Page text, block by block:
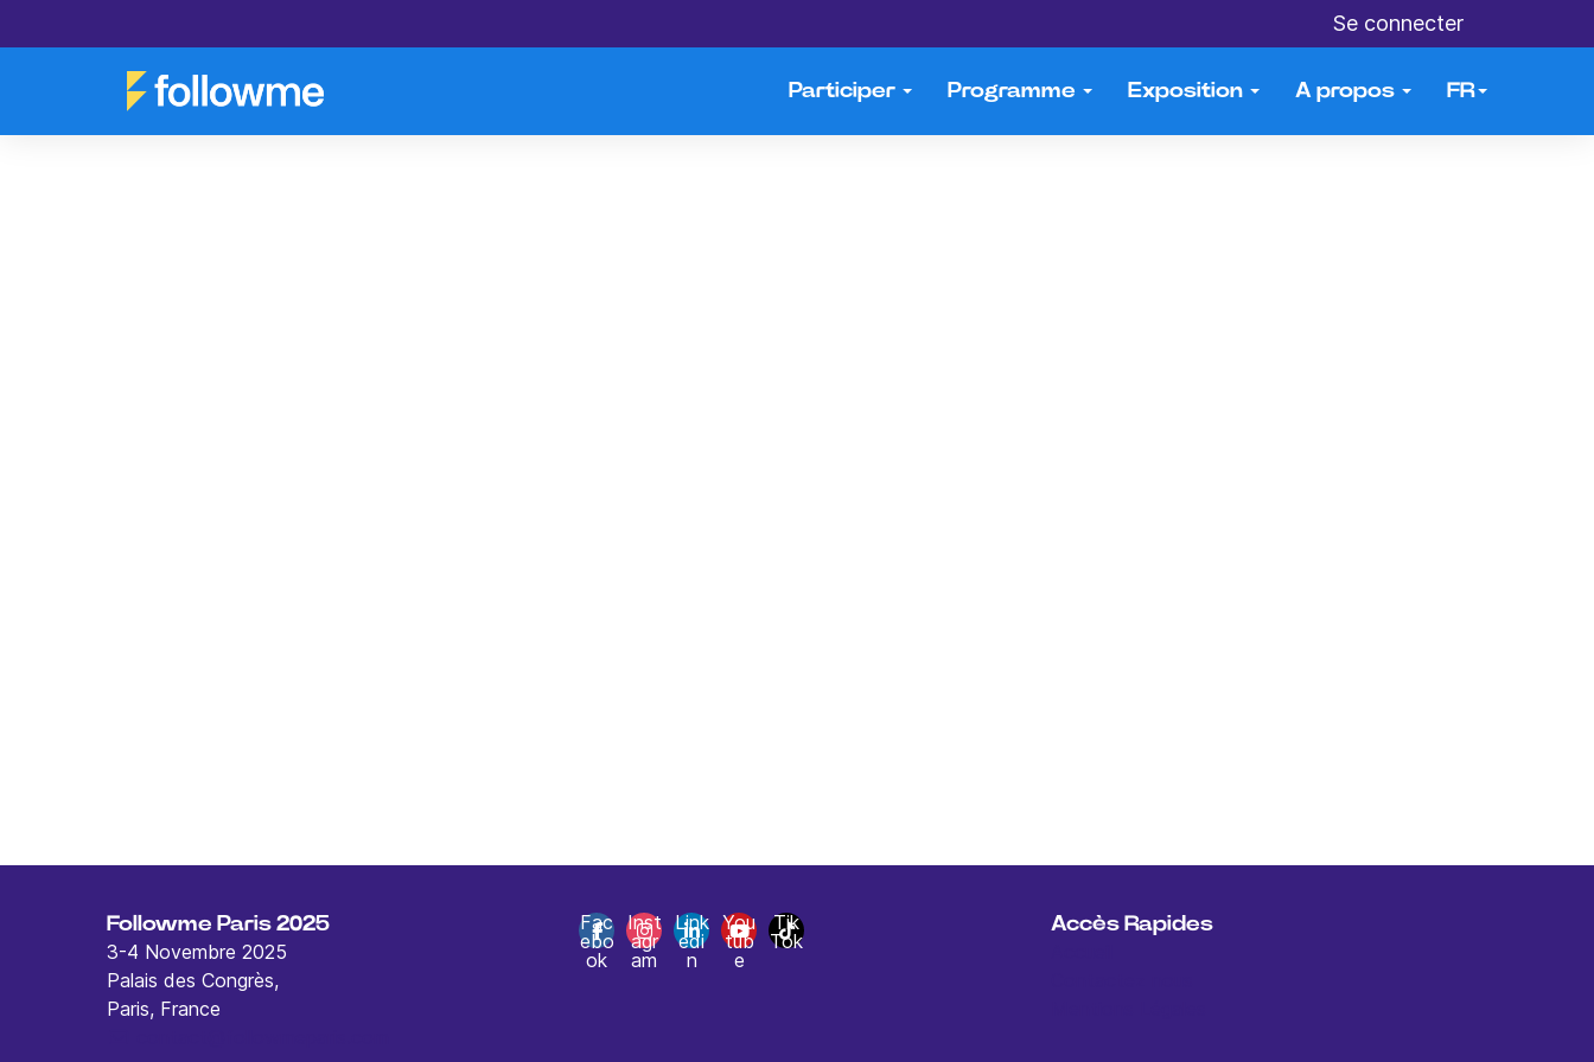
Se connecter
Participer Programme Exposition A propos FR
Followme Paris 2025
3-4 Novembre 2025
Palais des Congrès,
Paris, France
Fac
ebo
ok
Inst
agr
am
Link
edi
n
You
tub
e
Tik
Tok
Accès Rapides